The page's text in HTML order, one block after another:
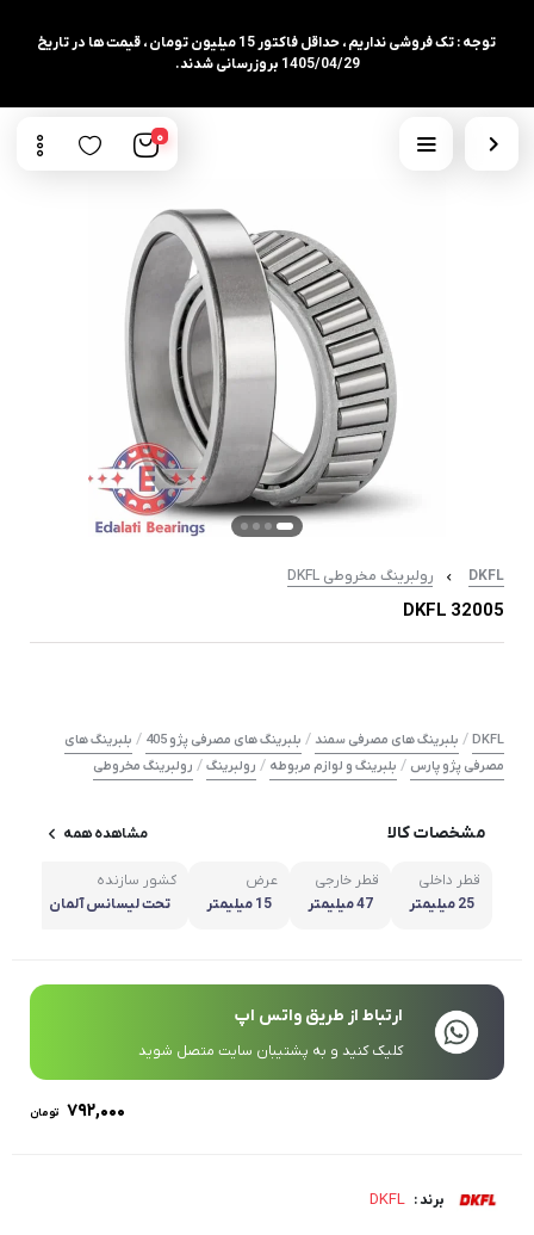
توجه : تک فروشی نداریم ، حداقل فاکتور 15 میلیون تومان ، قیمت ها در تاریخ
1405/04/29 بروزرسانی شدند.
0
DKFL رولبرینگ مخروطی DKFL
32005 DKFL
DKFL
/ بلبرینگ های مصرفی سمند / بلبرینگ های مصرفی پژو 405 / بلبرینگ های
مصرفی پژو پارس / بلبرینگ و لوازم مربوطه / رولبرینگ / رولبرینگ مخروطی
مشخصات کالا مشاهده همه
قطر داخلی
25 میلیمتر
قطر خارجی
47 میلیمتر
عرض
15 میلیمتر
کشور سازنده
تحت لیسانس آلمان
ارتباط از طریق واتس اپ
کلیک کنید و به پشتیبان سایت متصل شوید
۷۹۲,۰۰۰ تومان
برند : DKFL